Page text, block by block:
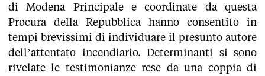
di Modena Principale e coordinate da questa
Procura della Repubblica hanno consentito in
tempi brevissimi di individuare il presunto autore
dell’attentato incendiario. Determinanti si sono
rivelate le testimonianze rese da una coppia di